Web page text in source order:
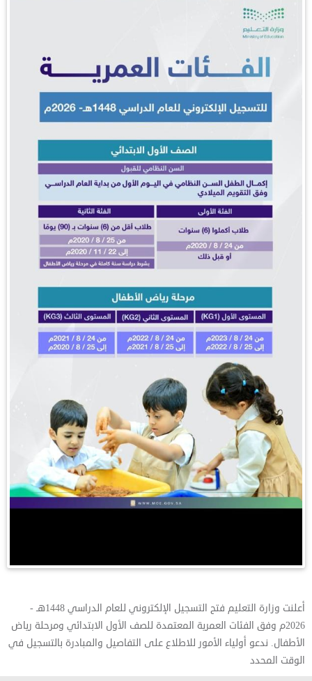
أعلنت وزارة التعليم فتح التسجيل الإلكتروني للعام الدراسي 1448هـ -
2026م وفق الفئات العمرية المعتمدة للصف الأول الابتدائي ومرحلة رياض
الأطفال. ندعو أولياء الأمور للاطلاع على التفاصيل والمبادرة بالتسجيل في
الوقت المحدد